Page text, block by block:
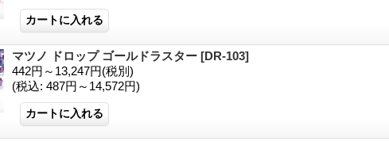
マツノ ドロップ ゴールドラスター [DR-103]
442円～13,247円(税別)
(税込: 487円～14,572円)